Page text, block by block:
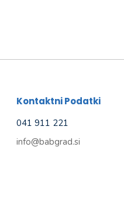
Kontaktni Podatki
041 911 221
info@babgrad.si